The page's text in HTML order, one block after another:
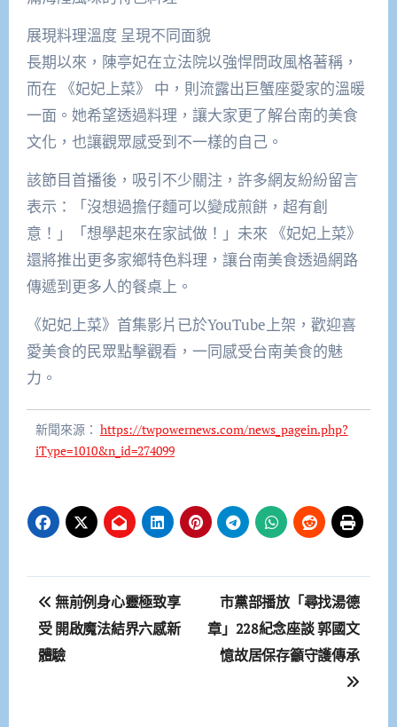
展現料理溫度 呈現不同面貌
長期以來，陳亭妃在立法院以強悍問政風格著稱，
而在 《妃妃上菜》 中，則流露出巨蟹座愛家的溫暖
一面。她希望透過料理，讓大家更了解台南的美食
文化，也讓觀眾感受到不一樣的自己。
該節目首播後，吸引不少關注，許多網友紛紛留言
表示：「沒想過擔仔麵可以變成煎餅，超有創
意！」「想學起來在家試做！」未來 《妃妃上菜》
還將推出更多家鄉特色料理，讓台南美食透過網路
傳遞到更多人的餐桌上。
《妃妃上菜》首集影片已於YouTube上架，歡迎喜
愛美食的民眾點擊觀看，一同感受台南美食的魅
力。
新聞來源： https://twpowernews.com/news_pagein.php?
iType=1010&n_id=274099
文
章
導
無前例身心靈極致享
受 開啟魔法結界六感新
體驗
市黨部播放「尋找湯德
章」228紀念座談 郭國文
憶故居保存籲守護傳承